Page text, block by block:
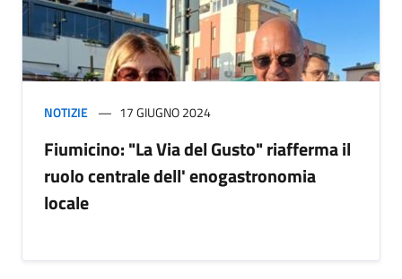
NOTIZIE 17 GIUGNO 2024
Fiumicino: "La Via del Gusto" riafferma il
ruolo centrale dell' enogastronomia
locale